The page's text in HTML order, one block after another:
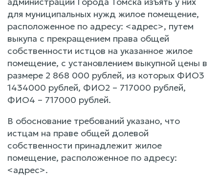
для муниципальных нужд жилое помещение,
расположенное по адресу: <адрес>, путем
выкупа с прекращением права общей
собственности истцов на указанное жилое
помещение, с установлением выкупной цены в
размере 2 868 000 рублей, из которых ФИО3
1434000 рублей, ФИО2 – 717000 рублей,
ФИО4 – 717000 рублей.
В обоснование требований указано, что
истцам на праве общей долевой
собственности принадлежит жилое
помещение, расположенное по адресу:
<адрес>.